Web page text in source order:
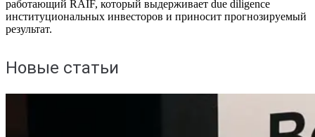
работающий RAIF, который выдерживает due diligence
институциональных инвесторов и приносит прогнозируемый
результат.
Новые статьи